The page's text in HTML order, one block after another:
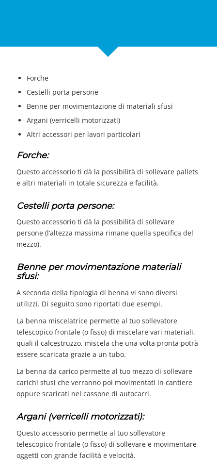
Forche
Cestelli porta persone
Benne per movimentazione di materiali sfusi
Argani (verricelli motorizzati)
Altri accessori per lavori particolari
Forche:
Questo accessorio ti dà la possibilità di sollevare pallets
e altri materiali in totale sicurezza e facilità.
Cestelli porta persone:
Questo accessorio ti dà la possibilità di sollevare
persone (l’altezza massima rimane quella specifica del
mezzo).
Benne per movimentazione materiali
sfusi:
A seconda della tipologia di benna vi sono diversi
utilizzi. Di seguito sono riportati due esempi.
La benna miscelatrice permette al tuo sollevatore
telescopico frontale (o fisso) di miscelare vari materiali,
quali il calcestruzzo, miscela che una volta pronta potrà
essere scaricata grazie a un tubo.
La benna da carico permette al tuo mezzo di sollevare
carichi sfusi che verranno poi movimentati in cantiere
oppure scaricati nel cassone di autocarri.
Argani (verricelli motorizzati):
Questo accessorio permette al tuo sollevatore
telescopico frontale (o fisso) di sollevare e movimentare
oggetti con grande facilità e velocità.